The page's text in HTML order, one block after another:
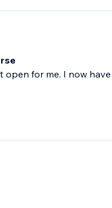
for me. I now